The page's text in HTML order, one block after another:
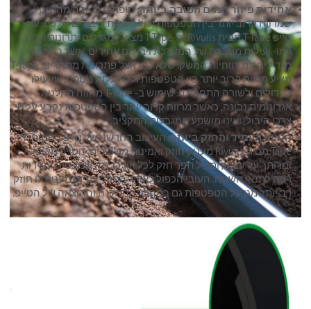
אחידות פיזור המים הטובה ביותר:תופתעו לטובה מהשינוי
שמרווח קרוב יותר בין הטפטפות יכול לעשות ביבולים שלכם, עם
טייפ T-Tape מבית Rivulis. ה-T-Tape מציע למגדלים יתרונות רבים,
כמו- יעילות מוגברת של המערכת ויבולים אחידים, אשר בתמורה
מגדילים את רווחיות המשק. שלא כמו אצל פתרונות מתחרים, T-Tape
מציע מרווח קרוב יותר בין הטפטפות וללא עלות נוספת, שיועילו
לגידולים ולשורה התחתונה. שימוש ב- T-Tape מהווה החלטה
אגרונומית נבונה, כאשר מרווח קרוב יותר בין הטפטפות נקבע על פי
צרכי היבול, ואינו מושפע ממגבלות התקציב.
הטייפ העמיד והחזק ביותר:
העיצוב החדשני של טייפ טפטוף T-
Tape מבית Rivulis מעניק חוזק ואמינות משופרים. הטייפ מקופל
ומרותך על עצמו, ומכיל תפר חזק לכל אורכו, מה שמבטיח עמידות
רבה לתנאי השטח. העובי הכפול לאורך התפר בטייפ מעניק לו חוזק
רב יותר מגן על הטפטפות גם במהלך ההתקנה וההוצאה של הטייפ.